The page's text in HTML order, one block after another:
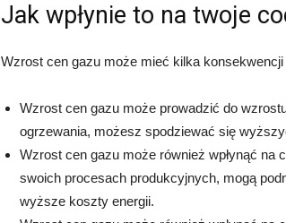
Jak wpłynie to na twoje
Wzrost cen gazu może mieć kilka
Wzrost cen gazu może prowadzić do
ogrzewania, możesz spodziewać się
Wzrost cen gazu może również wpłynąć na
swoich procesach produkcyjnych, mogą
wyższe koszty energii.